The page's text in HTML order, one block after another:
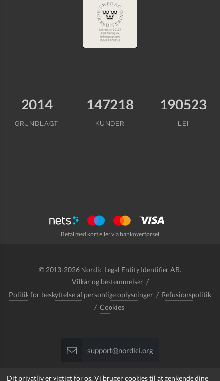
Dit privatliv er vigtigt for os. Vi bruger cookies til at genkende dine
2014
GRUNDLAGT
147218
KUNDER
190523
LEI
Betal med kort eller via bankoverførsel
© 2013-2026 Nordic Legal Entity Identifier AB.
Vilkår og bestemmelser /
Politik for beskyttelse af personlige oplysninger / Refusionspolitik
/ Cookies
support@nordlei.org